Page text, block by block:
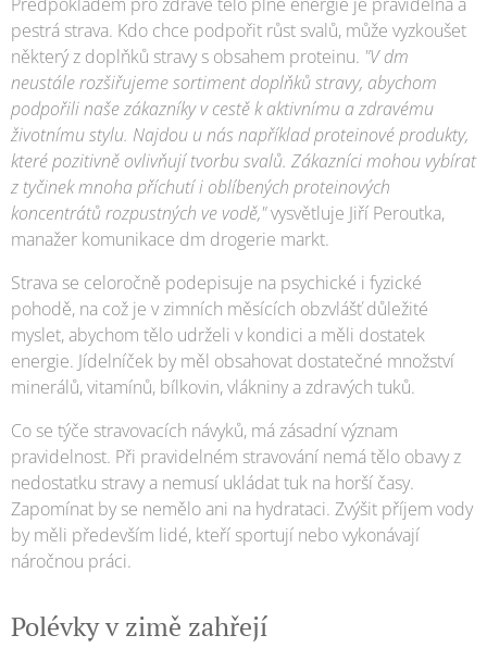
pestrá strava. Kdo chce podpořit růst svalů, může vyzkoušet
některý z doplňků stravy s obsahem proteinu. "V dm
neustále rozšiřujeme sortiment doplňků stravy, abychom
podpořili naše zákazníky v cestě k aktivnímu a zdravému
životnímu stylu. Najdou u nás například proteinové produkty,
které pozitivně ovlivňují tvorbu svalů. Zákazníci mohou vybírat
z tyčinek mnoha příchutí i oblíbených proteinových
koncentrátů rozpustných ve vodě,"vysvětluje Jiří Peroutka,
manažer komunikace dm drogerie markt.
Strava se celoročně podepisuje na psychické i fyzické
pohodě, na což je v zimních měsících obzvlášť důležité
myslet, abychom tělo udrželi v kondici a měli dostatek
energie. Jídelníček by měl obsahovat dostatečné množství
minerálů, vitamínů, bílkovin, vlákniny a zdravých tuků.
Co se týče stravovacích návyků, má zásadní význam
pravidelnost. Při pravidelném stravování nemá tělo obavy z
nedostatku stravy a nemusí ukládat tuk na horší časy.
Zapomínat by se nemělo ani na hydrataci. Zvýšit příjem vody
by měli především lidé, kteří sportují nebo vykonávají
náročnou práci.
Polévky v zimě zahřejí